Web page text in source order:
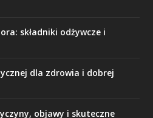
składniki odżywcze i
dla zdrowia i dobrej
objawy i skuteczne